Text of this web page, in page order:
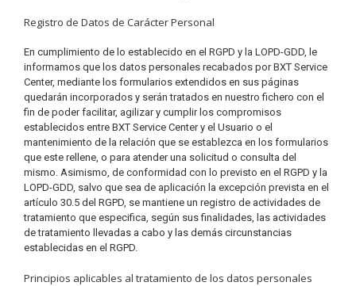
Registro de Datos de Carácter Personal
En cumplimiento de lo establecido en el RGPD y la LOPD-GDD, le
informamos que los datos personales recabados por BXT Service
Center, mediante los formularios extendidos en sus páginas
quedarán incorporados y serán tratados en nuestro fichero con el
fin de poder facilitar, agilizar y cumplir los compromisos
establecidos entre BXT Service Center y el Usuario o el
mantenimiento de la relación que se establezca en los formularios
que este rellene, o para atender una solicitud o consulta del
mismo. Asimismo, de conformidad con lo previsto en el RGPD y la
LOPD-GDD, salvo que sea de aplicación la excepción prevista en el
artículo 30.5 del RGPD, se mantiene un registro de actividades de
tratamiento que especifica, según sus finalidades, las actividades
de tratamiento llevadas a cabo y las demás circunstancias
establecidas en el RGPD.
Principios aplicables al tratamiento de los datos personales